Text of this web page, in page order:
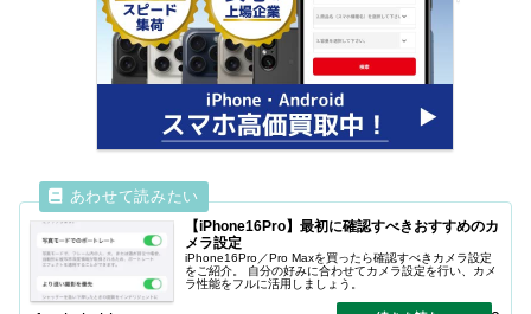
【iPhone16Pro】最初に確認すべきおすすめのカ
メラ設定
iPhone16Pro／Pro Maxを買ったら確認すべきカメラ設定
をご紹介。 自分の好みに合わせてカメラ設定を行い、カメ
ラ性能をフルに活用しましょう。